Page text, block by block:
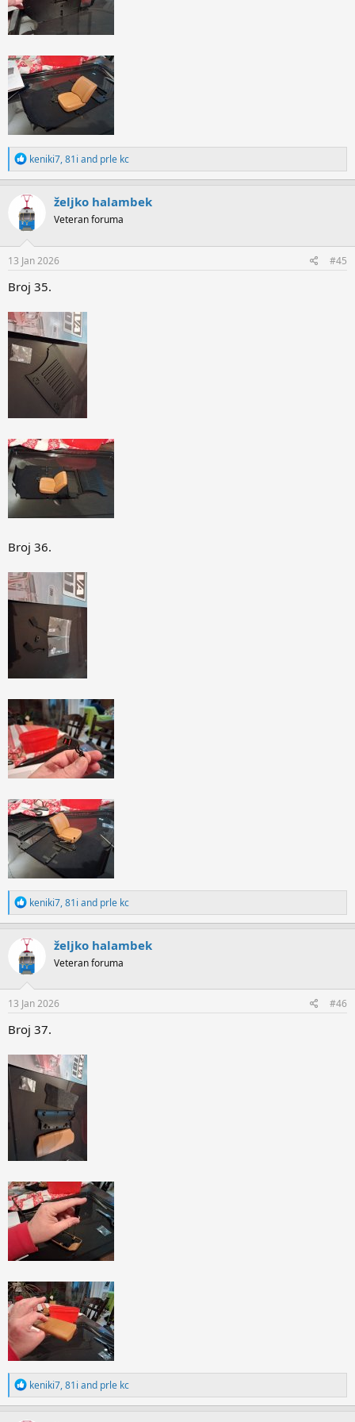
R
e
a
c
t
i
o
n
s
keniki7,81i and prle kc
željko halambek
Veteran foruma
13 Jan 2026 #45
Broj 35.
Broj 36.
R
e
a
c
t
i
o
n
s
keniki7,81i and prle kc
željko halambek
Veteran foruma
13 Jan 2026 #46
Broj 37.
R
e
a
keniki7,81i and prle kc